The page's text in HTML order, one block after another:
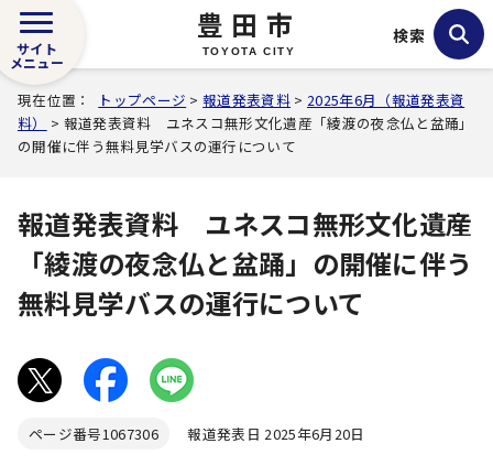
豊田市
TOYOTA CITY
サイト
メニュー
検索
現在位置： トップページ >報道発表資料 >2025年6月（報道発表資
料）
> 報道発表資料 ユネスコ無形文化遺産「綾渡の夜念仏と盆踊」
の開催に伴う無料見学バスの運行について
報道発表資料 ユネスコ無形文化遺産
「綾渡の夜念仏と盆踊」の開催に伴う
無料見学バスの運行について
ページ番号1067306 報道発表日 2025年6月20日